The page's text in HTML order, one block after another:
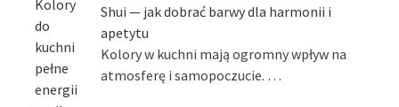
Shui — jak dobrać barwy dla harmonii i
apetytu
Kolory w kuchni mają ogromny wpływ na
atmosferę i samopoczucie. …